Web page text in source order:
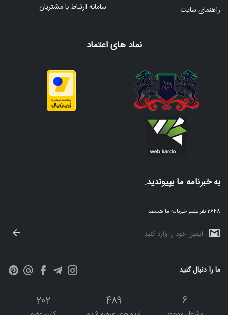
راهنمای سایت
سامانه ارتباط با مشتریان
نماد های اعتماد
به خبرنامه ما بپیوندید.
2648 نفر عضو خبرنامه ما هستند
ما را دنبال کنید
202 489 6